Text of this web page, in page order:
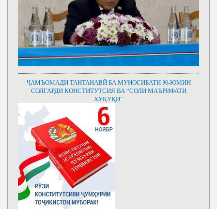
ҶАМЪОМАДИ ТАНТАНАВӢ БА МУНОСИБАТИ 30-ЮМИН
СОЛГАРДИ КОНСТИТУТСИЯ ВА “СОЛИ МАЪРИФАТИ
ҲУҚУҚӢ”